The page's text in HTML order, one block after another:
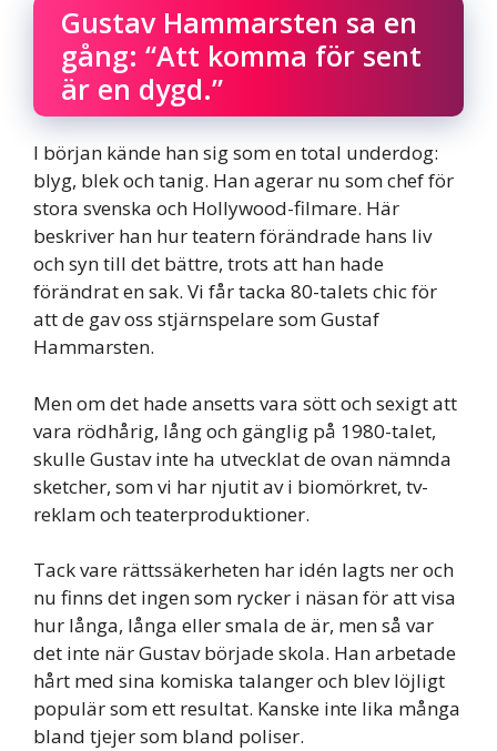
Gustav Hammarsten sa en
gång: “Att komma för sent
är en dygd.”
I början kände han sig som en total underdog:
blyg, blek och tanig. Han agerar nu som chef för
stora svenska och Hollywood-filmare. Här
beskriver han hur teatern förändrade hans liv
och syn till det bättre, trots att han hade
förändrat en sak. Vi får tacka 80-talets chic för
att de gav oss stjärnspelare som Gustaf
Hammarsten.
Men om det hade ansetts vara sött och sexigt att
vara rödhårig, lång och gänglig på 1980-talet,
skulle Gustav inte ha utvecklat de ovan nämnda
sketcher, som vi har njutit av i biomörkret, tv-
reklam och teaterproduktioner.
Tack vare rättssäkerheten har idén lagts ner och
nu finns det ingen som rycker i näsan för att visa
hur långa, långa eller smala de är, men så var
det inte när Gustav började skola. Han arbetade
hårt med sina komiska talanger och blev löjligt
populär som ett resultat. Kanske inte lika många
bland tjejer som bland poliser.